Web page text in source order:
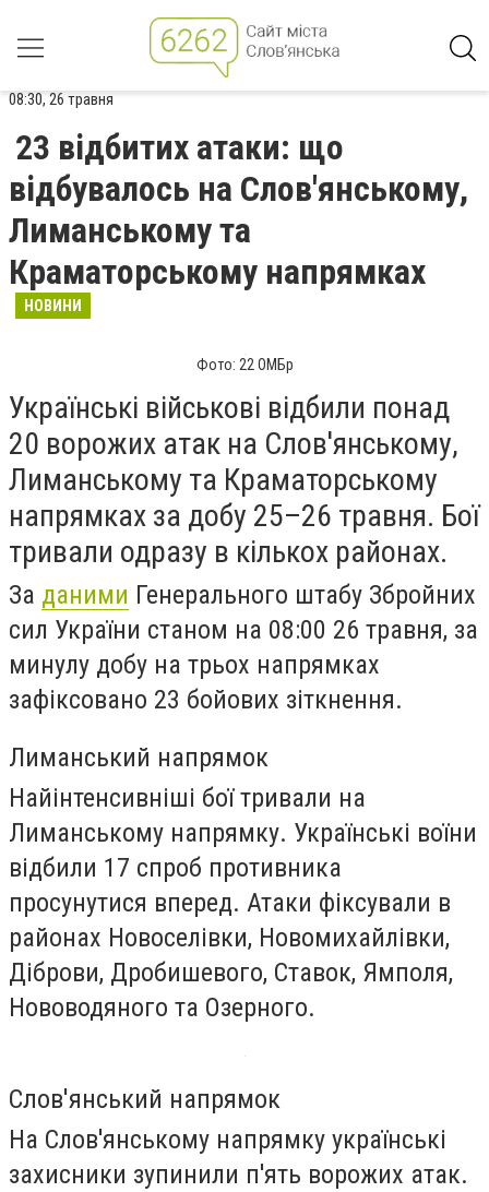
08:30, 26 травня
23 відбитих атаки: що
відбувалось на Слов'янському,
Лиманському та
Краматорському напрямках
НОВИНИ
Фото: 22 ОМБр
Українські військові відбили понад
20 ворожих атак на Слов'янському,
Лиманському та Краматорському
напрямках за добу 25–26 травня. Бої
тривали одразу в кількох районах.
За даними Генерального штабу Збройних
сил України станом на 08:00 26 травня, за
минулу добу на трьох напрямках
зафіксовано 23 бойових зіткнення.
Лиманський напрямок
Найінтенсивніші бої тривали на
Лиманському напрямку. Українські воїни
відбили 17 спроб противника
просунутися вперед. Атаки фіксували в
районах Новоселівки, Новомихайлівки,
Діброви, Дробишевого, Ставок, Ямполя,
Нововодяного та Озерного.
Слов'янський напрямок
На Слов'янському напрямку українські
захисники зупинили п'ять ворожих атак.